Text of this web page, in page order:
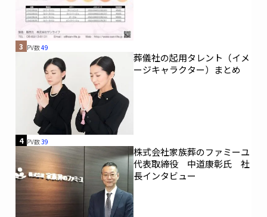
3 PV数49
葬儀社の起用タレント（イメ
ージキャラクター）まとめ
4 PV数39
株式会社家族葬のファミーユ
代表取締役 中道康彰氏 社
長インタビュー